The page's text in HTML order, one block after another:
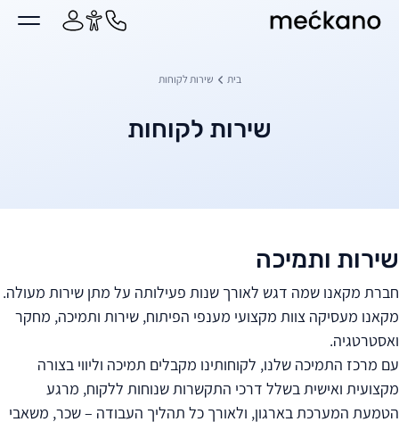
מרכזי
מקאנו
בית שירות לקוחות
שירות לקוחות
שירות ותמיכה
חברת מקאנו שמה דגש לאורך שנות פעילותה על מתן שירות מעולה.
מקאנו מעסיקה צוות מקצועי מענפי הפיתוח, שירות ותמיכה, מחקר
ואסטרטגיה.
עם מרכז התמיכה שלנו, לקוחותינו מקבלים תמיכה וליווי בצורה
מקצועית ואישית בשלל דרכי התקשרות שנוחות ללקוח, מרגע
הטמעת המערכת בארגון, ולאורך כל תהליך העבודה – שכר, משאבי